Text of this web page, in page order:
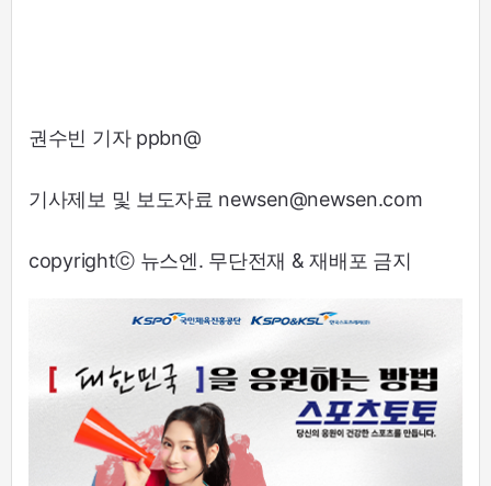
권수빈 기자 ppbn@
기사제보 및 보도자료 newsen@newsen.com
copyrightⓒ 뉴스엔. 무단전재 & 재배포 금지